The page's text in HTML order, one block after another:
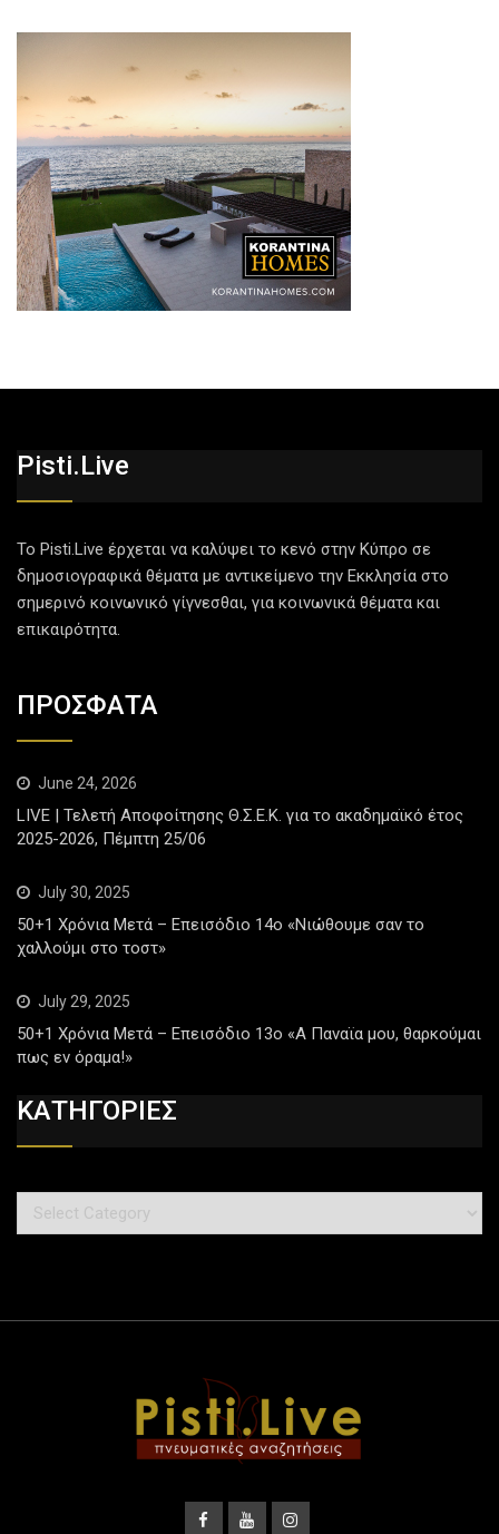
Pisti.live
Το Pisti.Live έρχεται να καλύψει το κενό στην Κύπρο σε
δημοσιογραφικά θέματα με αντικείμενο την Εκκλησία στο
σημερινό κοινωνικό γίγνεσθαι, για κοινωνικά θέματα και
επικαιρότητα.
ΠΡΟΣΦΑΤΑ
June 24, 2026
LIVE | Τελετή Αποφοίτησης Θ.Σ.Ε.Κ. για το ακαδημαϊκό έτος
2025-2026, Πέμπτη 25/06
July 30, 2025
50+1 Χρόνια Μετά – Επεισόδιο 14ο «Νιώθουμε σαν το
χαλλούμι στο τοστ»
July 29, 2025
50+1 Χρόνια Μετά – Επεισόδιο 13ο «Α Παναϊα μου, θαρκούμαι
πως εν όραμα!»
ΚΑΤΗΓΟΡΙΕΣ